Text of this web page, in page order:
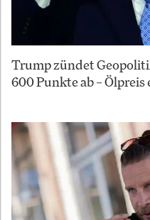
Trump zündet
600 Punkte ab –